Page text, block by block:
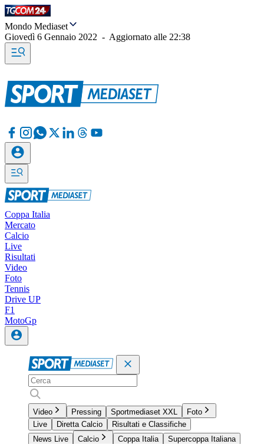
Mondo Mediaset
Giovedì 6 Gennaio 2022 - Aggiornato alle 22:38
Coppa Italia
Mercato
Calcio
Live
Risultati
Video
Foto
Tennis
Drive UP
F1
MotoGp
Video Pressing Sportmediaset XXL
Foto
Live
Diretta Calcio
Risultati e Classifiche
News Live
Calcio Coppa Italia
Supercoppa Italiana